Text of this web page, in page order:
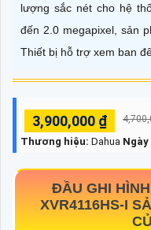
lượng sắc nét cho hệ
đến 2.0 megapixel, sản
Thiết bị hỗ trợ xem ban
3,900,000 ₫
Thương hiệu: Dahua
ĐẦU GHI
XVR4116HS-I